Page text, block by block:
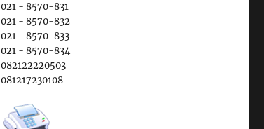
021 - 8570-831
021 - 8570-832
021 - 8570-833
021 - 8570-834
082122220503
081217230108